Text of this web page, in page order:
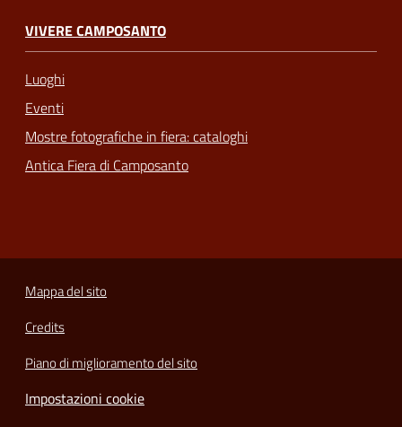
VIVERE CAMPOSANTO
Luoghi
Eventi
Mostre fotografiche in fiera: cataloghi
Antica Fiera di Camposanto
Mappa del sito
Credits
Piano di miglioramento del sito
Impostazioni cookie